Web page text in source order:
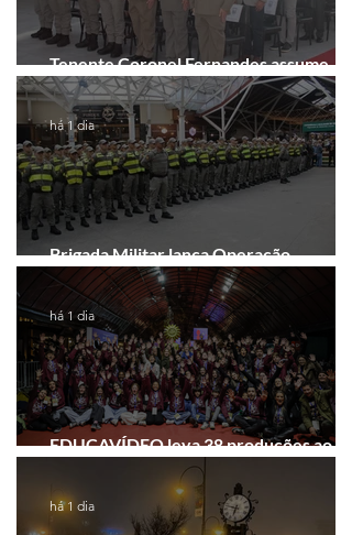
Tenente Coronel Fernandes assume
comando do 41º BPM em Gramado
Brigada Militar lança Operação
Convergência na Região das Hortênsias
há 1 dia
EDUCAVÍDEO leva 38 produções ao
Festival de Cinema de Gramado
há 1 dia
há 1 dia